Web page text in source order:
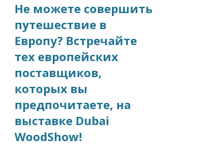
Не можете совершить
путешествие в
Европу? Встречайте
тех европейских
поставщиков,
которых вы
предпочитаете, на
выставке Dubai
WoodShow!